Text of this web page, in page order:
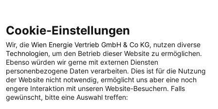
POSTS BY TAG
Bordeaux
2 BEITRÄGE
Cookie-Einstellungen
Wir, die Wien Energie Vertrieb GmbH & Co KG, nutzen diverse
Technologien, um den Betrieb dieser Website zu ermöglichen.
Ebenso würden wir gerne mit externen Diensten
personenbezogene Daten verarbeiten. Dies ist für die Nutzung
der Website nicht notwendig, ermöglicht uns aber eine noch
engere Interaktion mit unseren Website-Besuchern. Falls
gewünscht, bitte eine Auswahl treffen: